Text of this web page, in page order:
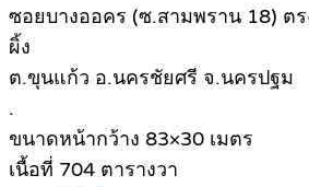
ซอยบางออคร (ซ.สามพราน 18)
ผิ้ง
ต.ขุนแก้ว อ.นครชัยศรี จ.นครปฐม
.
ขนาดหน้ากว้าง 83×30 เมตร
เนื้อที่ 704 ตารางวา